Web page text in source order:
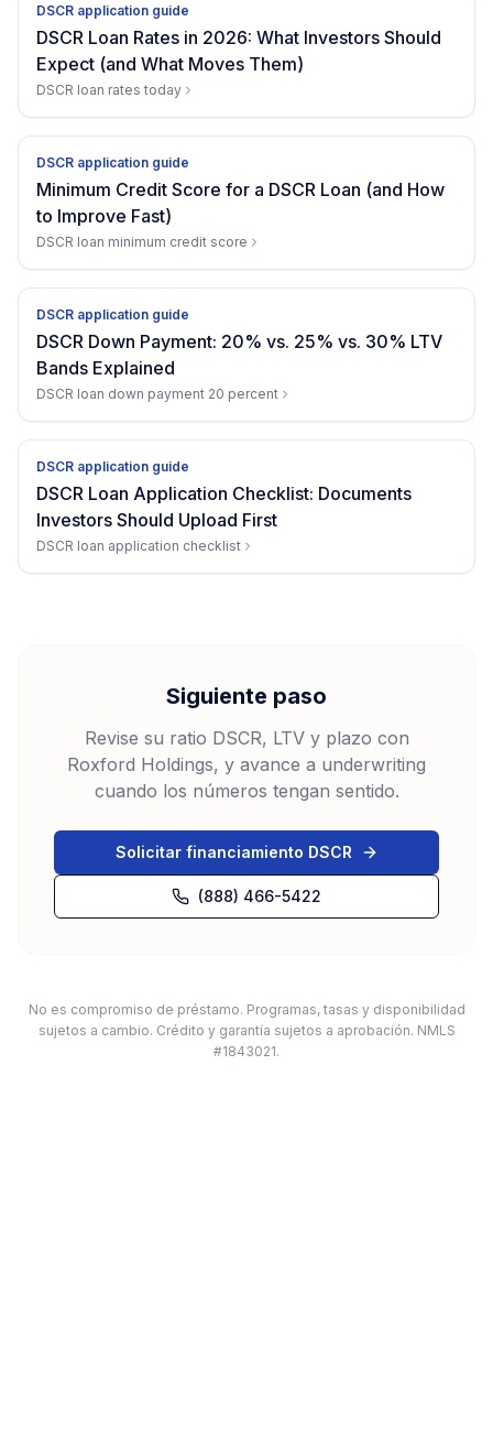
DSCR application guide
DSCR Loan Rates in 2026: What Investors Should
Expect (and What Moves Them)
DSCR loan rates today
DSCR application guide
Minimum Credit Score for a DSCR Loan (and How
to Improve Fast)
DSCR loan minimum credit score
DSCR application guide
DSCR Down Payment: 20% vs. 25% vs. 30% LTV
Bands Explained
DSCR loan down payment 20 percent
DSCR application guide
DSCR Loan Application Checklist: Documents
Investors Should Upload First
DSCR loan application checklist
Siguiente paso
Revise su ratio DSCR, LTV y plazo con
Roxford Holdings, y avance a underwriting
cuando los números tengan sentido.
Solicitar financiamiento DSCR
(888) 466-5422
No es compromiso de préstamo. Programas, tasas y disponibilidad
sujetos a cambio. Crédito y garantía sujetos a aprobación. NMLS
#1843021.